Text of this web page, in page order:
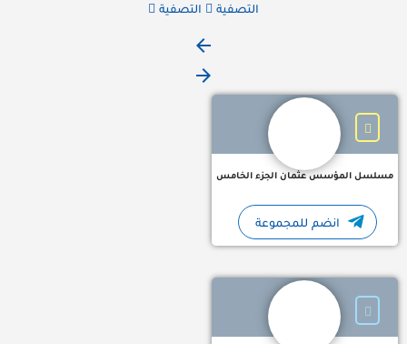
التصفية التصفية
مسلسل المؤسس عثمان الجزء الخامس
قروب تلجرام مسلسل المؤسس عثمان الجزء الخامس
انضم للمجموعة
حلقتين قرأن ف الاسبوع ( جديد + ماضي) + حلقة تجويد (تصحيح تلاوة